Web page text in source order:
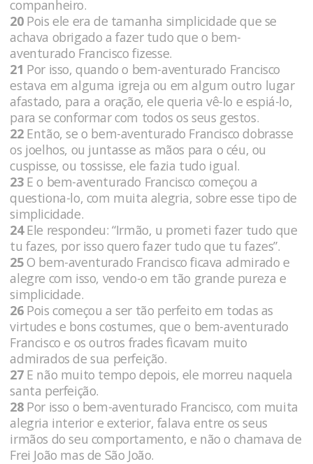
companheiro.
20Pois ele era de tamanha simplicidade que se
achava obrigado a fazer tudo que o bem-
aventurado Francisco fizesse.
21 Por isso, quando o bem-aventurado Francisco
estava em alguma igreja ou em algum outro lugar
afastado, para a oração, ele queria vê-lo e espiá-lo,
para se conformar com todos os seus gestos.
22Então, se o bem-aventurado Francisco dobrasse
os joelhos, ou juntasse as mãos para o céu, ou
cuspisse, ou tossisse, ele fazia tudo igual.
23E o bem-aventurado Francisco começou a
questiona-lo, com muita alegria, sobre esse tipo de
simplicidade.
24Ele respondeu: “Irmão, u prometi fazer tudo que
tu fazes, por isso quero fazer tudo que tu fazes”.
25O bem-aventurado Francisco ficava admirado e
alegre com isso, vendo-o em tão grande pureza e
simplicidade.
26Pois começou a ser tão perfeito em todas as
virtudes e bons costumes, que o bem-aventurado
Francisco e os outros frades ficavam muito
admirados de sua perfeição.
27E não muito tempo depois, ele morreu naquela
santa perfeição.
28Por isso o bem-aventurado Francisco, com muita
alegria interior e exterior, falava entre os seus
irmãos do seu comportamento, e não o chamava de
Frei João mas de São João.